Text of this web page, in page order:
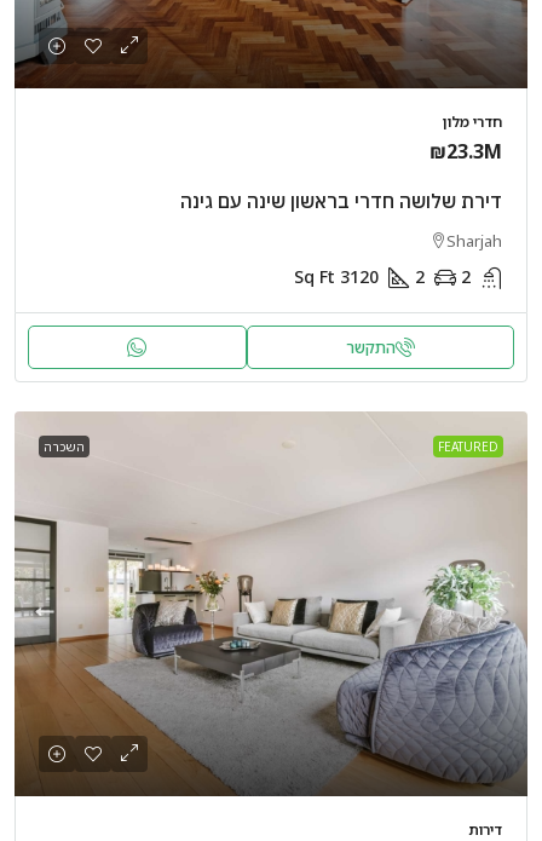
חדרי מלון
₪23.3M
דירת שלושה חדרי בראשון שינה עם גינה
Sharjah
2
2
3120
Sq Ft
התקשר
FEATURED השכרה
דירות